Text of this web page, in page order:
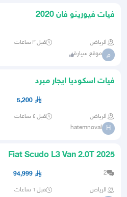
فيات فيورينو فان 2020
الرياض قبل ٣ ساعات
م موقع سيارة
فيات اسكوديا ايجار مبرد
5,200
الرياض قبل ٤ ساعات
H
hatemnoval
2025 Fiat Scudo L3 Van 2.0T
2
94,999
الرياض قبل ٦ ساعات